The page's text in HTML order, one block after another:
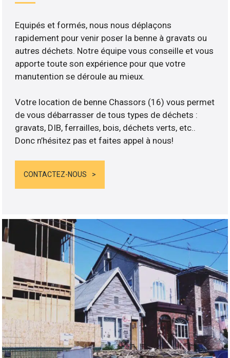
Equipés et formés, nous nous déplaçons
rapidement pour venir poser la benne à gravats ou
autres déchets. Notre équipe vous conseille et vous
apporte toute son expérience pour que votre
manutention se déroule au mieux.
Votre location de benne Chassors (16) vous permet
de vous débarrasser de tous types de déchets :
gravats, DIB, ferrailles, bois, déchets verts, etc..
Donc n’hésitez pas et faites appel à nous!
CONTACTEZ-NOUS